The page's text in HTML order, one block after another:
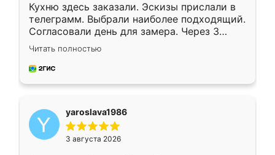
Кухню здесь заказали. Эскизы прислали в
телеграмм. Выбрали наиболее подходящий.
Согласовали день для замера. Через 3
недели кухня была уже готова. Остались
довольны работой. Спасибо Ренессанс
мебель за качественную работу!
Читать полностью
yaroslava1986
3 августа 2026